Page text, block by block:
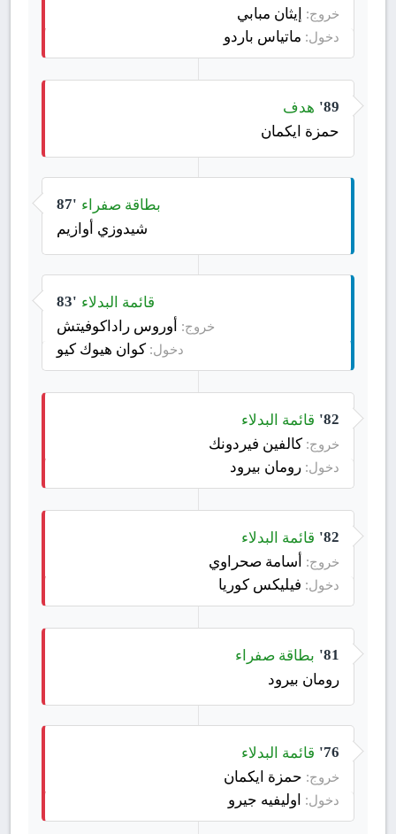
خروج: إيثان مبابي
دخول: ماتياس باردو
89' هدف
حمزة ايكمان
87' بطاقة صفراء
شيدوزي أوازيم
83' قائمة البدلاء
خروج: أوروس راداكوفيتش
دخول: كوان هيوك كيو
82' قائمة البدلاء
خروج: كالفين فيردونك
دخول: رومان بيرود
82' قائمة البدلاء
خروج: أسامة صحراوي
دخول: فيليكس كوريا
81' بطاقة صفراء
رومان بيرود
76' قائمة البدلاء
خروج: حمزة ايكمان
دخول: اوليفيه جيرو